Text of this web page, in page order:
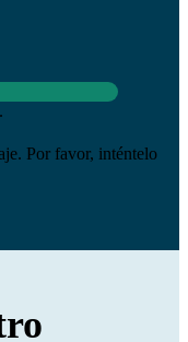
Por favor, inténtelo